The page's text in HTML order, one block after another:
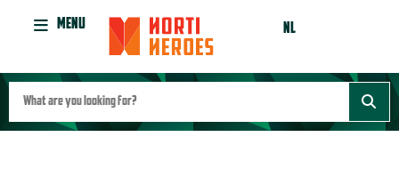
MENU NL